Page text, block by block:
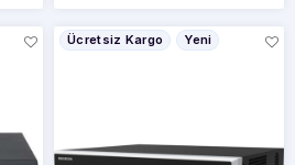
Ücretsiz Kargo Yeni